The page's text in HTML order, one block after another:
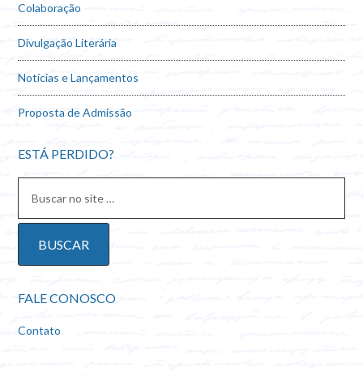
Colaboração
Divulgação Literária
Notícias e Lançamentos
Proposta de Admissão
ESTÁ PERDIDO?
FALE CONOSCO
Contato